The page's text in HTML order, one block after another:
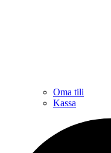
Oma tili
Kassa